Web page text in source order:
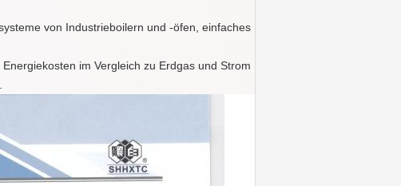
von Industrieboilern und -öfen, einfaches
im Vergleich zu Erdgas und Strom